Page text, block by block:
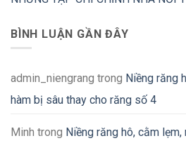
BÌNH LUẬN GẦN ĐÂY
admin_niengrang trong Niềng răng
hàm bị sâu thay cho răng số 4
Minh trong Niềng răng hô, cằm